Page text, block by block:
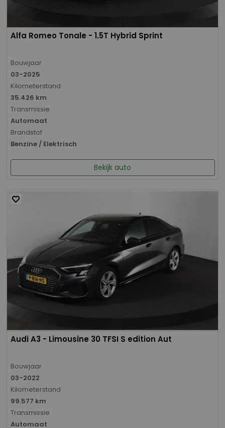
Alfa Romeo Tonale - 1.5T Hybrid Sprint
Bouwjaar
03-2025
Kilometerstand
35.426 km
Transmissie
Automaat
Brandstof
Benzine / Elektrisch
Bekijk auto
Audi A3 - Limousine 30 TFSI S edition Aut
Bouwjaar
03-2022
Kilometerstand
99.577 km
Transmissie
Automaat